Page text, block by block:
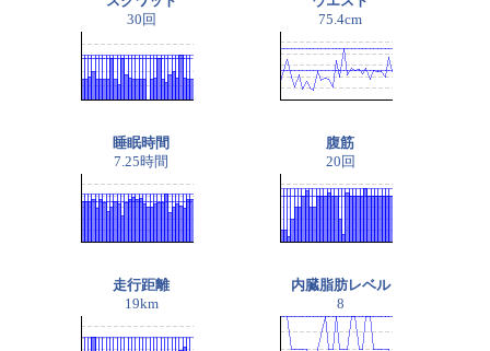
30回
75.4cm
睡眠時間
7.25時間
腹筋
20回
走行距離
19km
内臓脂肪レベル
8